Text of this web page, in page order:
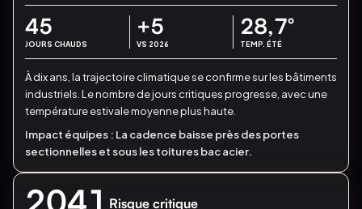
45
JOURS CHAUDS
+5
VS 2026
28,7°
TEMP. ÉTÉ
À dix ans, la trajectoire climatique se confirme sur les bâtiments
industriels. Le nombre de jours critiques progresse, avec une
température estivale moyenne plus haute.
Impact équipes : La cadence baisse près des portes
sectionnelles et sous les toitures bac acier.
2041 Risque critique